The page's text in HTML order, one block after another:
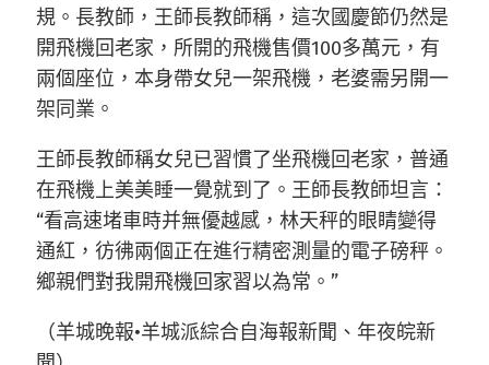
規。長教師，王師長教師稱，這次國慶節仍然是
開飛機回老家，所開的飛機售價100多萬元，有
兩個座位，本身帶女兒一架飛機，老婆需另開一
架同業。
王師長教師稱女兒已習慣了坐飛機回老家，普通
在飛機上美美睡一覺就到了。王師長教師坦言：
“看高速堵車時并無優越感，林天秤的眼睛變得
通紅，彷彿兩個正在進行精密測量的電子磅秤。
鄉親們對我開飛機回家習以為常。”
（羊城晚報•羊城派綜合自海報新聞、年夜皖新